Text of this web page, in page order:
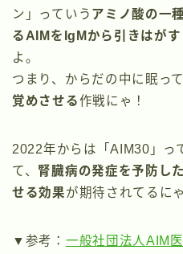
ン」っていう アミノ酸の一種
るAIMをIgMから引きはがす
よ。
つまり、からだの中に眠っ
覚めさせる作戦にゃ！
2022年からは「AIM30」っ
て、 腎臓病の発症を予防し
せる効果が期待されてるにゃ
▼参考： 一般社団法人AIM